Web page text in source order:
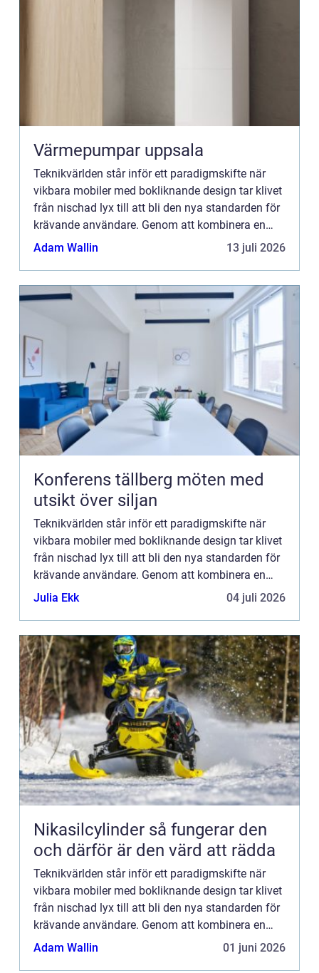
Värmepumpar uppsala
Teknikvärlden står inför ett paradigmskifte när
vikbara mobiler med bokliknande design tar klivet
från nischad lyx till att bli den nya standarden för
krävande användare. Genom att kombinera en
kompakt formfa...
Adam Wallin 13 juli 2026
Konferens tällberg möten med
utsikt över siljan
Teknikvärlden står inför ett paradigmskifte när
vikbara mobiler med bokliknande design tar klivet
från nischad lyx till att bli den nya standarden för
krävande användare. Genom att kombinera en
kompakt formfa...
Julia Ekk 04 juli 2026
Nikasilcylinder så fungerar den
och därför är den värd att rädda
Teknikvärlden står inför ett paradigmskifte när
vikbara mobiler med bokliknande design tar klivet
från nischad lyx till att bli den nya standarden för
krävande användare. Genom att kombinera en
kompakt formfa...
Adam Wallin 01 juni 2026